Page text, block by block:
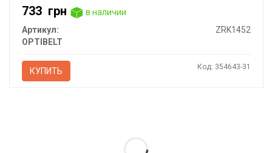
733 грн
в наличии
Артикул:
ZRK1452
OPTIBELT
КУПИТЬ Код: 354643-31